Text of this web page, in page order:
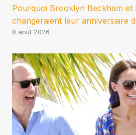
Pourquoi Brooklyn Beckham et
changeraient leur anniversaire
8 août 2026